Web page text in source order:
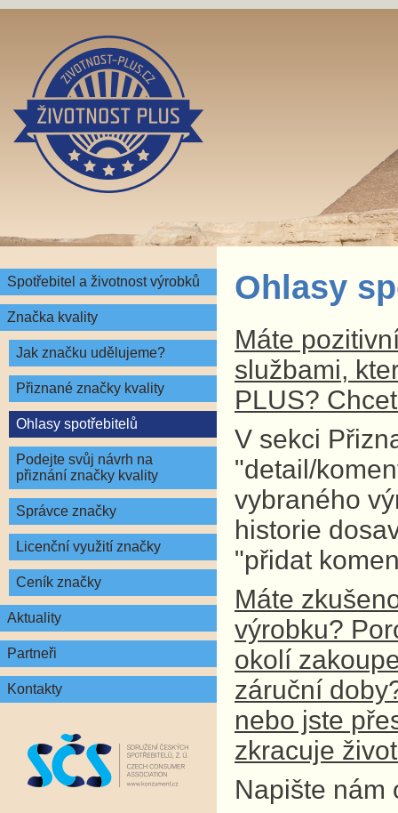
Spotřebitel a životnost výrobků
Značka kvality
Jak značku udělujeme?
Přiznané značky kvality
Ohlasy spotřebitelů
Podejte svůj návrh na
přiznání značky kvality
Správce značky
Licenční využití značky
Ceník značky
Aktuality
Partneři
Kontakty
Ohlasy
Máte
službami,
PLUS?
V sekci
"detail/
vybraného
historie
"přidat
Máte
výrobku?
okolí
záruční
nebo jste
zkracuje
Napište nám